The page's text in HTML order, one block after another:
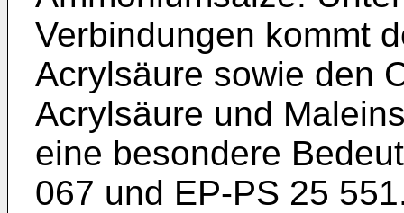
Verbindungen kommt
Acrylsäure sowie den
Acrylsäure und
eine besondere
067 und EP-PS 25